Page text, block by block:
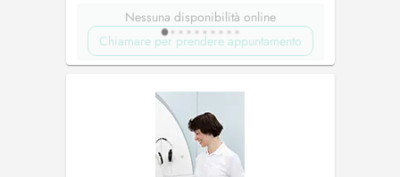
Nessuna disponibilità online
Chiamare per prendere appuntamento